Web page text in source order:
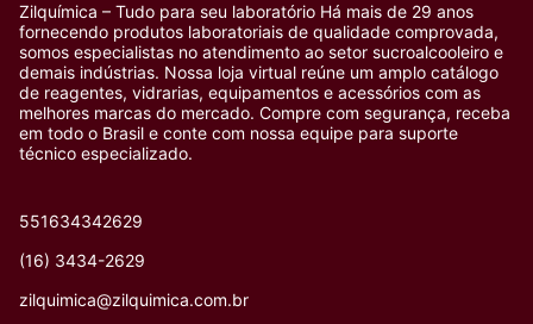
Zilquímica – Tudo para seu laboratório Há mais de 29 anos
fornecendo produtos laboratoriais de qualidade comprovada,
somos especialistas no atendimento ao setor sucroalcooleiro e
demais indústrias. Nossa loja virtual reúne um amplo catálogo
de reagentes, vidrarias, equipamentos e acessórios com as
melhores marcas do mercado. Compre com segurança, receba
em todo o Brasil e conte com nossa equipe para suporte
técnico especializado.
551634342629
(16) 3434-2629
zilquimica@zilquimica.com.br